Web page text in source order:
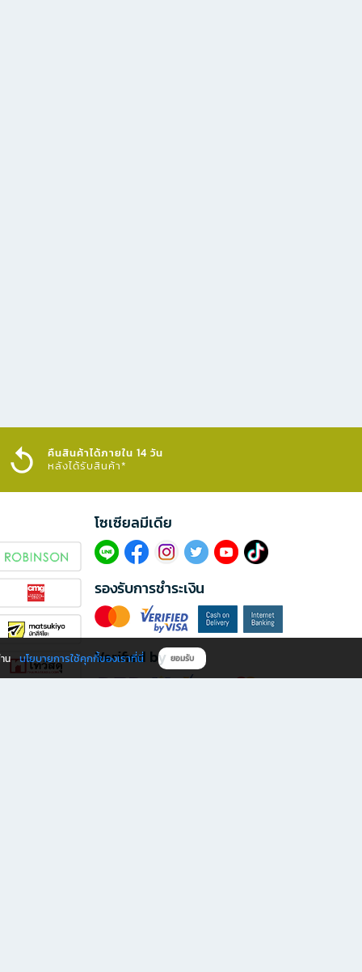
คืนสินค้าได้ภายใน 14 วัน
หลังได้รับสินค้า*
โซเซียลมีเดีย​
รองรับการชำระเงิน
Verified by
น นโยบายการใช้คุกกี้ของเราที่นี่ ยอมรับ